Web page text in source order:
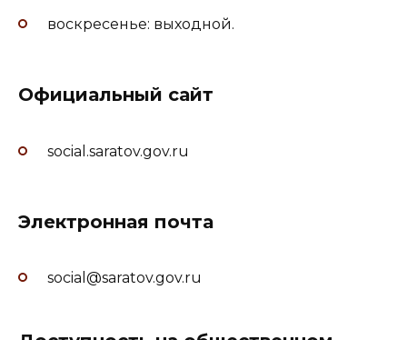
воскресенье: выходной.
Официальный сайт
social.saratov.gov.ru
Электронная почта
social@saratov.gov.ru